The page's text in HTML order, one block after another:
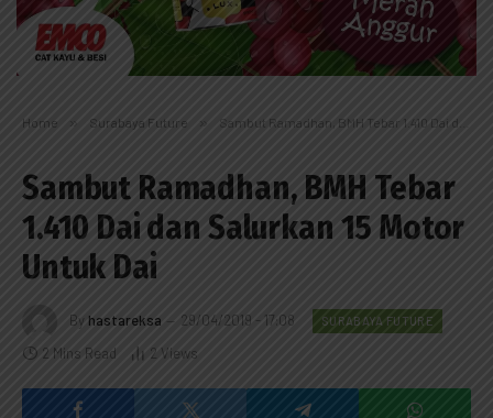
Home » Surabaya Future » Sambut Ramadhan, BMH Tebar 1.410 Dai dan Salurkan 15 Motor Untuk Dai
Sambut Ramadhan, BMH Tebar
1.410 Dai dan Salurkan 15 Motor
Untuk Dai
By hastareksa 29/04/2019 - 17:08 SURABAYA FUTURE
2 Mins Read 2 Views